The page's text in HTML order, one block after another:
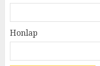
Honlap